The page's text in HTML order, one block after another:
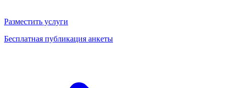
Разместить услуги
Бесплатная публикация анкеты